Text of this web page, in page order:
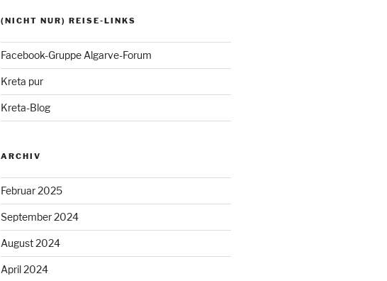
(NICHT NUR) REISE-LINKS
Facebook-Gruppe Algarve-Forum
Kreta pur
Kreta-Blog
ARCHIV
Februar 2025
September 2024
August 2024
April 2024